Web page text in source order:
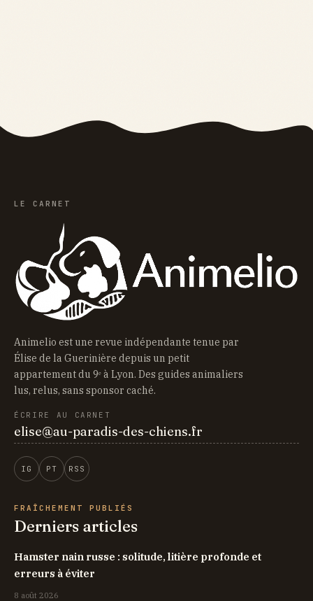
LE CARNET
Animelio est une revue indépendante tenue par
Élise de la Guerinière depuis un petit
appartement du 9ᵉ à Lyon. Des guides animaliers
lus, relus, sans sponsor caché.
ÉCRIRE AU CARNET
elise@au-paradis-des-chiens.fr
IG PT RSS
FRAÎCHEMENT PUBLIÉS
Derniers articles
Hamster nain russe : solitude, litière profonde et
erreurs à éviter
8 août 2026